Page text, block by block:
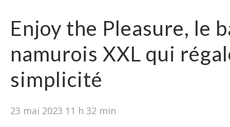
Enjoy the Pleasure, le
namurois XXL qui
simplicité
23 mai 2023 11 h 32 min